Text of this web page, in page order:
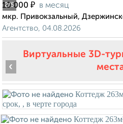
2/5
10 000 ₽ в месяц
мкр. Привокзальный,
Агентство, 04.08.2026
Виртуальные 3D-
‹